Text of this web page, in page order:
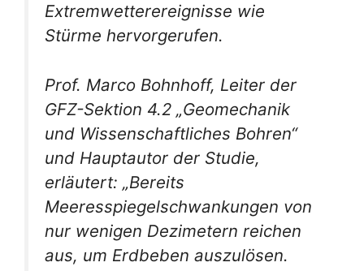
Extremwetterereignisse wie
Stürme hervorgerufen.
Prof. Marco Bohnhoff, Leiter der
GFZ-Sektion 4.2 „Geomechanik
und Wissenschaftliches Bohren“
und Hauptautor der Studie,
erläutert: „Bereits
Meeresspiegelschwankungen von
nur wenigen Dezimetern reichen
aus, um Erdbeben auszulösen.